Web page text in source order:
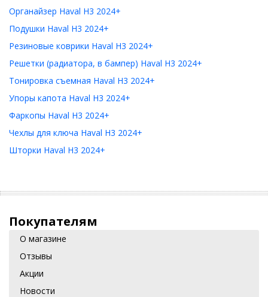
Органайзер Haval H3 2024+
Подушки Haval H3 2024+
Резиновые коврики Haval H3 2024+
Решетки (радиатора, в бампер) Haval H3 2024+
Тонировка съемная Haval H3 2024+
Упоры капота Haval H3 2024+
Фаркопы Haval H3 2024+
Чехлы для ключа Haval H3 2024+
Шторки Haval H3 2024+
Покупателям
О магазине
Отзывы
Акции
Новости